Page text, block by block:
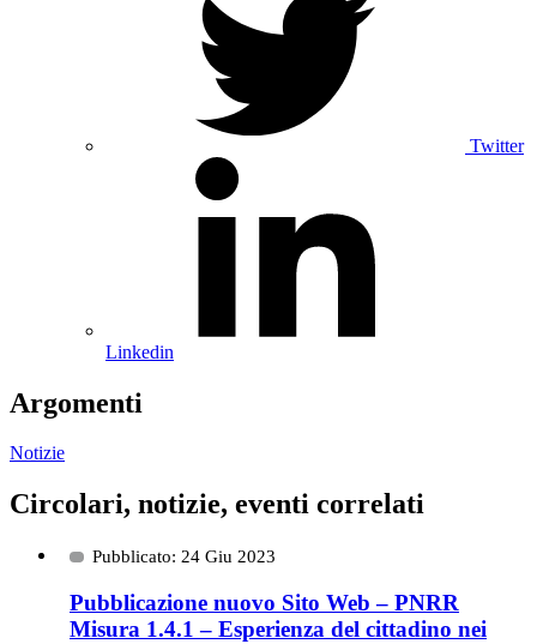
Twitter
Linkedin
Argomenti
Notizie
Circolari, notizie, eventi correlati
Pubblicato: 24 Giu 2023
Pubblicazione nuovo Sito Web – PNRR
Misura 1.4.1 – Esperienza del cittadino nei